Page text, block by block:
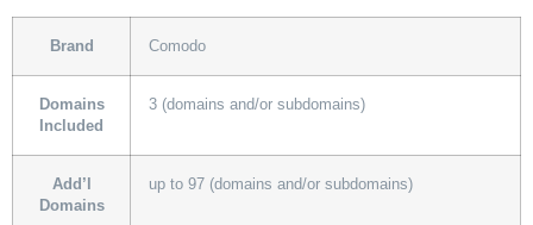
Brand Comodo
Domains
Included
3 (domains and/or subdomains)
Add’l
Domains
up to 97 (domains and/or subdomains)